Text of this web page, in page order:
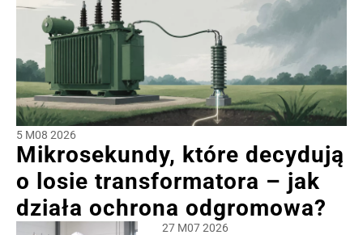
5 M08 2026
Mikrosekundy, które decydują
o losie transformatora – jak
działa ochrona odgromowa?
27 M07 2026